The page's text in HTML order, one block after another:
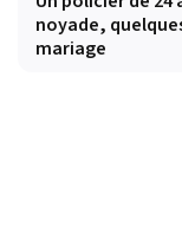
noyade,
mariage